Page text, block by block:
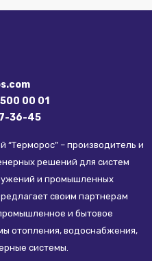
00 01
36-45
– производитель и
решений для систем
и промышленных
своим партнерам
и бытовое
отопления, водоснабжения,
системы.